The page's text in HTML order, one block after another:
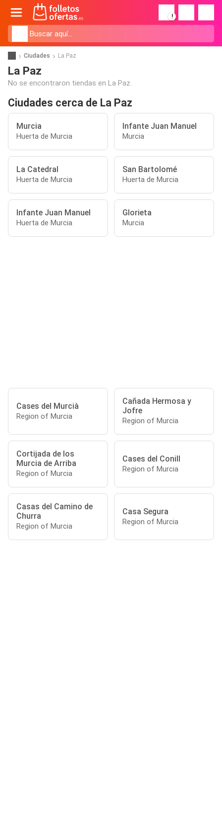
!
Ciudades La Paz
La Paz
No se encontraron tiendas en La Paz.
Ciudades cerca de La Paz
Murcia
Huerta de Murcia
Infante Juan Manuel
Murcia
La Catedral
Huerta de Murcia
San Bartolomé
Huerta de Murcia
Infante Juan Manuel
Huerta de Murcia
Glorieta
Murcia
Cases del Murcià
Region of Murcia
Cañada Hermosa y
Jofre
Region of Murcia
Cortijada de los
Murcia de Arriba
Region of Murcia
Cases del Conill
Region of Murcia
Casas del Camino de
Churra
Region of Murcia
Casa Segura
Region of Murcia